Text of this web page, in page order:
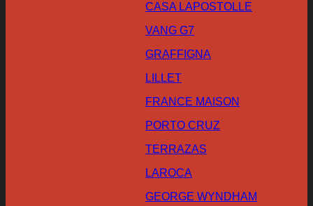
CASA LAPOSTOLLE
VANG G7
GRAFFIGNA
LILLET
FRANCE MAISON
PORTO CRUZ
TERRAZAS
LAROCA
GEORGE WYNDHAM